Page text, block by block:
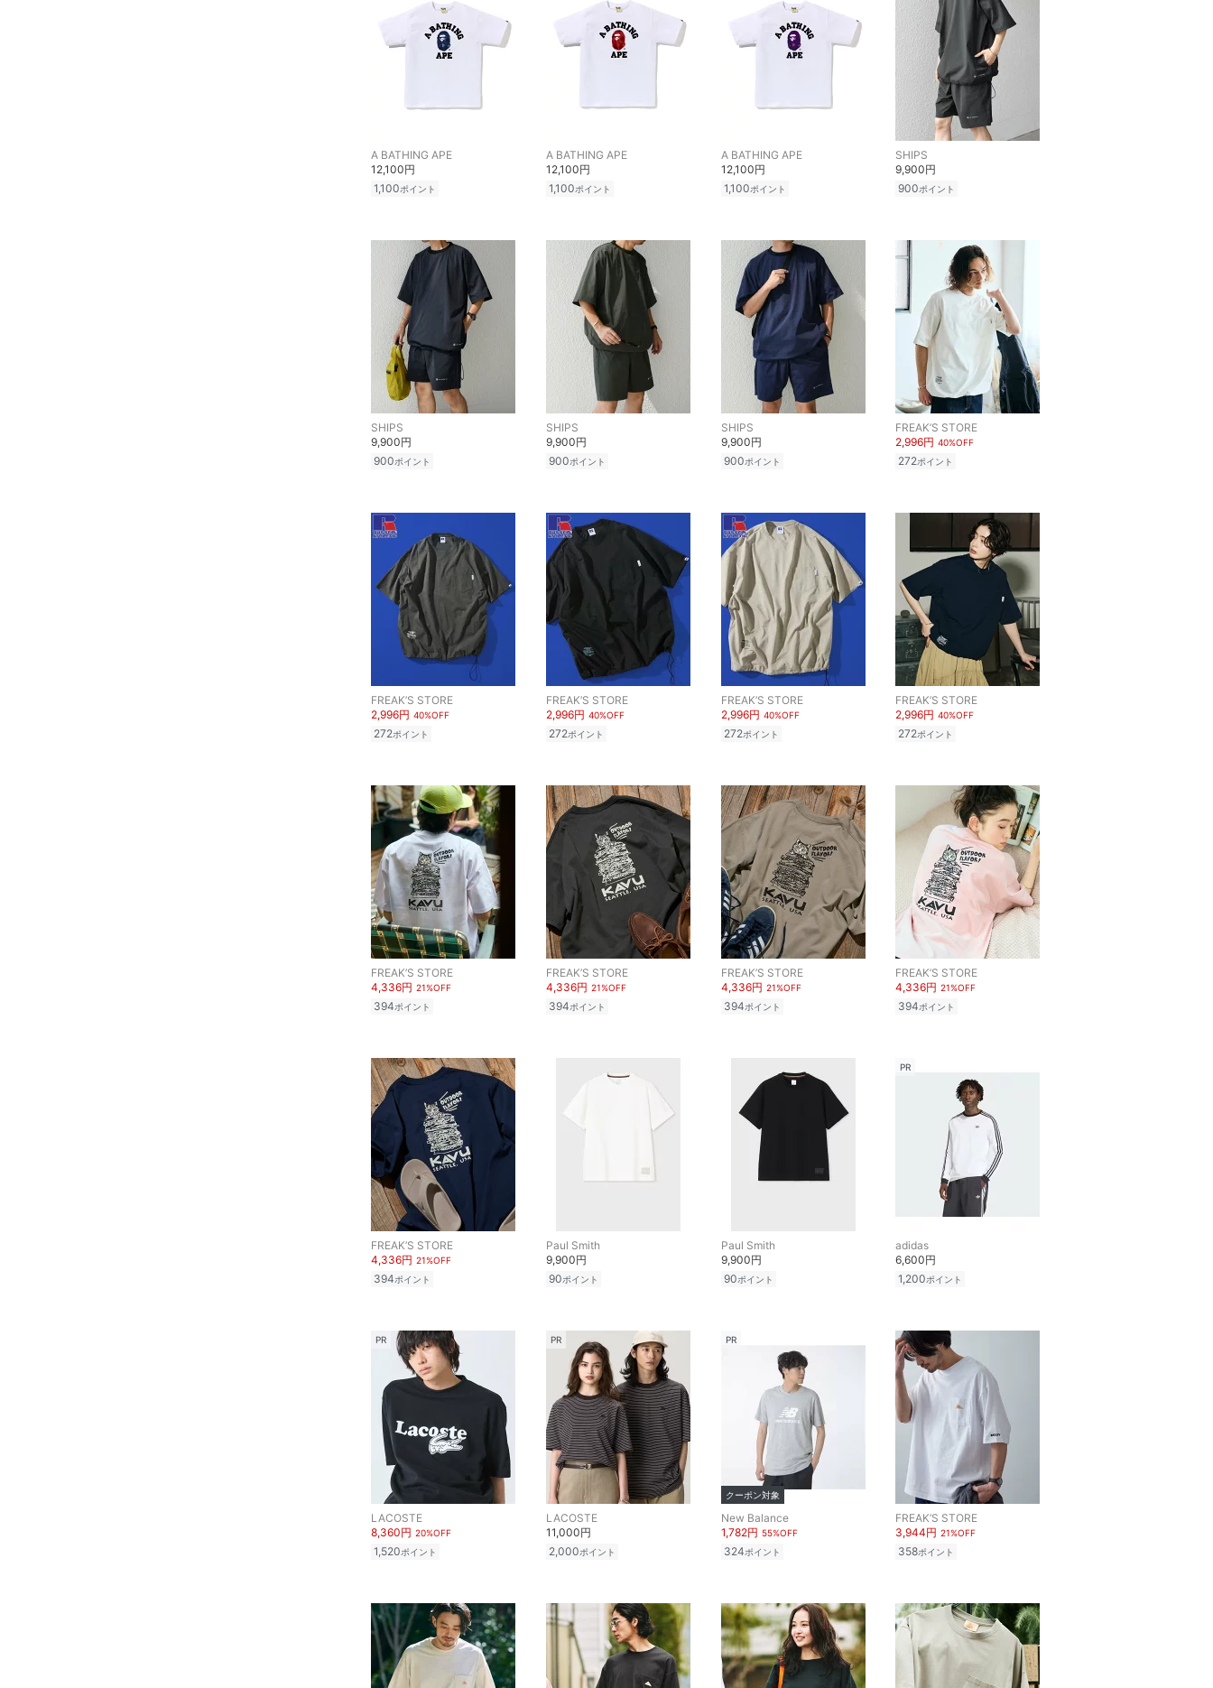
A BATHING APE
12,100円
1,100ポイント
A BATHING APE
12,100円
1,100ポイント
A BATHING APE
12,100円
1,100ポイント
SHIPS
9,900円
900ポイント
SHIPS
9,900円
900ポイント
SHIPS
9,900円
900ポイント
SHIPS
9,900円
900ポイント
FREAK’S STORE
2,996円 40%OFF
272ポイント
FREAK’S STORE
2,996円 40%OFF
272ポイント
FREAK’S STORE
2,996円 40%OFF
272ポイント
FREAK’S STORE
2,996円 40%OFF
272ポイント
FREAK’S STORE
2,996円 40%OFF
272ポイント
FREAK’S STORE
4,336円 21%OFF
394ポイント
FREAK’S STORE
4,336円 21%OFF
394ポイント
FREAK’S STORE
4,336円 21%OFF
394ポイント
FREAK’S STORE
4,336円 21%OFF
394ポイント
FREAK’S STORE
4,336円 21%OFF
394ポイント
Paul Smith
9,900円
90ポイント
Paul Smith
9,900円
90ポイント
PR
adidas
6,600円
1,200ポイント
PR
LACOSTE
8,360円 20%OFF
1,520ポイント
PR
LACOSTE
11,000円
2,000ポイント
PR
クーポン対象
New Balance
1,782円 55%OFF
324ポイント
FREAK’S STORE
3,944円 21%OFF
358ポイント